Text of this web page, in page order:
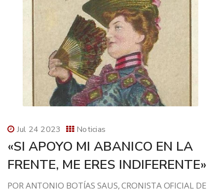
Jul 24 2023 Noticias
«SI APOYO MI ABANICO EN LA
FRENTE, ME ERES INDIFERENTE»
POR ANTONIO BOTÍAS SAUS, CRONISTA OFICIAL DE